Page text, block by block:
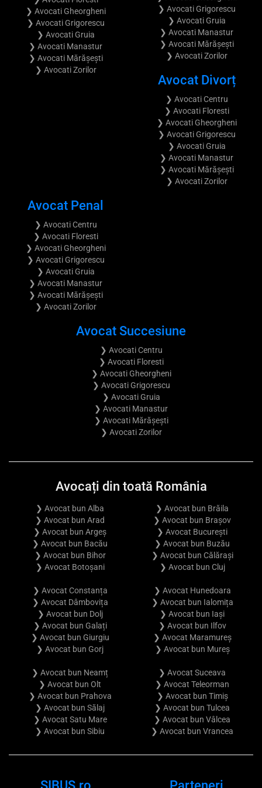
❯ Avocati Gheorgheni
❯ Avocati Grigorescu
❯ Avocati Gruia
❯ Avocati Manastur
❯ Avocati Mărășești
❯ Avocati Zorilor
❯ Avocati Grigorescu
❯ Avocati Gruia
❯ Avocati Manastur
❯ Avocati Mărășești
❯ Avocati Zorilor
Avocat Divorț
❯ Avocati Centru
❯ Avocati Floresti
❯ Avocati Gheorgheni
❯ Avocati Grigorescu
❯ Avocati Gruia
❯ Avocati Manastur
❯ Avocati Mărășești
❯ Avocati Zorilor
Avocat Penal
❯ Avocati Centru
❯ Avocati Floresti
❯ Avocati Gheorgheni
❯ Avocati Grigorescu
❯ Avocati Gruia
❯ Avocati Manastur
❯ Avocati Mărășești
❯ Avocati Zorilor
Avocat Succesiune
❯ Avocati Centru
❯ Avocati Floresti
❯ Avocati Gheorgheni
❯ Avocati Grigorescu
❯ Avocati Gruia
❯ Avocati Manastur
❯ Avocati Mărășești
❯ Avocati Zorilor
Avocați din toată România
❯ Avocat bun Alba
❯ Avocat bun Arad
❯ Avocat bun Argeș
❯ Avocat bun Bacău
❯ Avocat bun Bihor
❯ Avocat Botoșani
❯ Avocat bun Brăila
❯ Avocat bun Brașov
❯ Avocat București
❯ Avocat bun Buzău
❯ Avocat bun Călărași
❯ Avocat bun Cluj
❯ Avocat Constanța
❯ Avocat Dâmbovița
❯ Avocat bun Dolj
❯ Avocat bun Galați
❯ Avocat bun Giurgiu
❯ Avocat bun Gorj
❯ Avocat Hunedoara
❯ Avocat bun Ialomița
❯ Avocat bun Iași
❯ Avocat bun Ilfov
❯ Avocat Maramureș
❯ Avocat bun Mureș
❯ Avocat bun Neamț
❯ Avocat bun Olt
❯ Avocat bun Prahova
❯ Avocat bun Sălaj
❯ Avocat Satu Mare
❯ Avocat bun Sibiu
❯ Avocat Suceava
❯ Avocat Teleorman
❯ Avocat bun Timiș
❯ Avocat bun Tulcea
❯ Avocat bun Vâlcea
❯ Avocat bun Vrancea